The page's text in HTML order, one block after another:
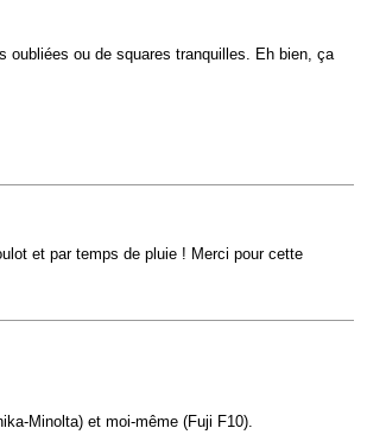
oubliées ou de squares tranquilles. Eh bien, ça
et par temps de pluie ! Merci pour cette
Minolta) et moi-même (Fuji F10).